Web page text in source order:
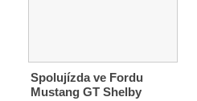
Spolujízda ve Fordu
Mustang GT Shelby